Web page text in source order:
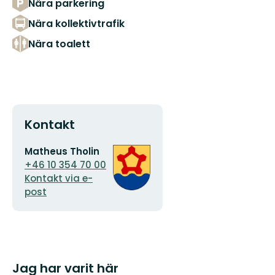
Nära parkering
Nära kollektivtrafik
Nära toalett
Kontakt
E-
postadress
Matheus Tholin
+46 10 354 70 00
Kontakt via e-
post
Organisationens
logotyp
Jag har varit här